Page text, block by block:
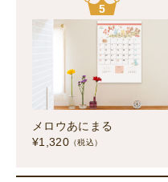
5
メロウあにまる
¥1,320 （税込）